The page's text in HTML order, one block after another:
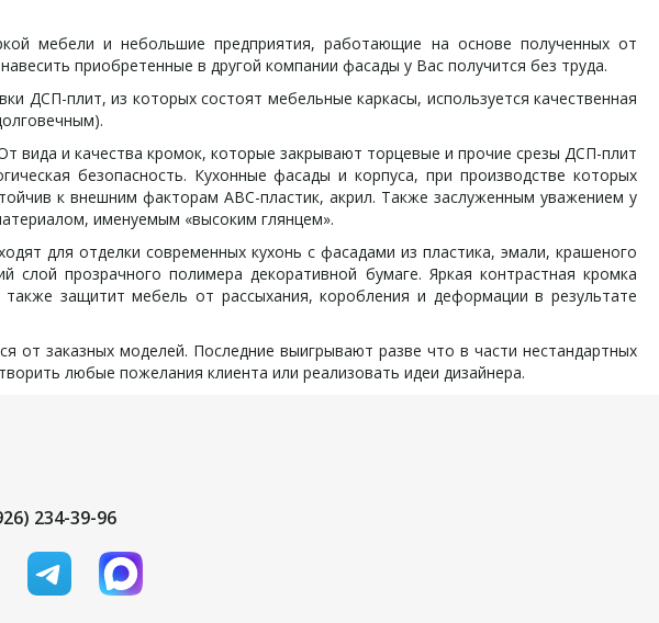
мебели и небольшие предприятия, работающие на основе полученных от
приобретенные в другой компании фасады у Вас получится без труда.
ДСП-плит, из которых состоят мебельные каркасы, используется качественная
вида и качества кромок, которые закрывают торцевые и прочие срезы ДСП-плит
безопасность. Кухонные фасады и корпуса, при производстве которых
к внешним факторам АВС-пластик, акрил. Также заслуженным уважением у
именуемым «высоким глянцем».
для отделки современных кухонь с фасадами из пластика, эмали, крашеного
прозрачного полимера декоративной бумаге. Яркая контрастная кромка
защитит мебель от рассыхания, коробления и деформации в результате
заказных моделей. Последние выигрывают разве что в части нестандартных
любые пожелания клиента или реализовать идеи дизайнера.
234-39-96